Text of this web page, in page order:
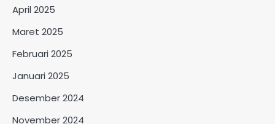
April 2025
Maret 2025
Februari 2025
Januari 2025
Desember 2024
November 2024